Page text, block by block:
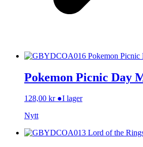
Pokemon Picnic Day
128,00 kr ●I lager
Nytt